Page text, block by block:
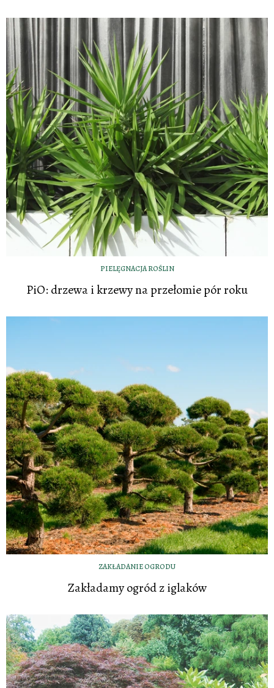
PIELĘGNACJA ROŚLIN
PiO: drzewa i krzewy na przełomie pór roku
ZAKŁADANIE OGRODU
Zakładamy ogród z iglaków